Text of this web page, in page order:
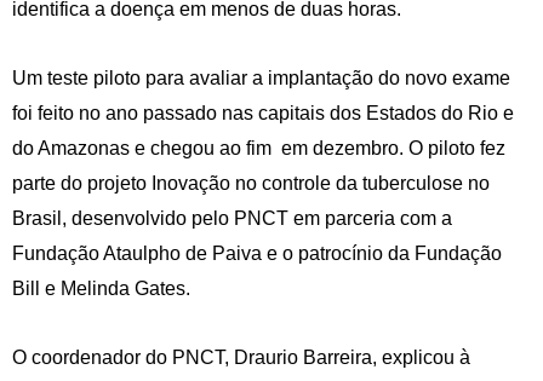
identifica a doença em menos de duas horas.
Um teste piloto para avaliar a implantação do novo exame
foi feito no ano passado nas capitais dos Estados do Rio e
do Amazonas e chegou ao fim em dezembro. O piloto fez
parte do projeto Inovação no controle da tuberculose no
Brasil, desenvolvido pelo PNCT em parceria com a
Fundação Ataulpho de Paiva e o patrocínio da Fundação
Bill e Melinda Gates.
O coordenador do PNCT, Draurio Barreira, explicou à